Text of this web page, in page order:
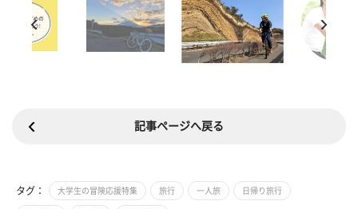
記事ページへ戻る
タグ： 大学生の冒険応援特集 旅行 一人旅 日帰り旅行